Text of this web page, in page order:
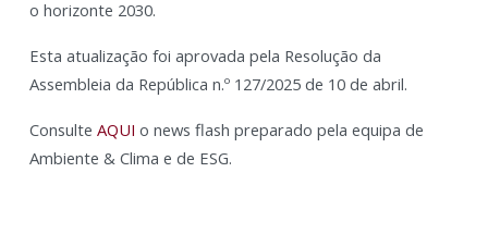
o horizonte 2030.
Esta atualização foi aprovada pela Resolução da
Assembleia da República n.º 127/2025 de 10 de abril.
Consulte AQUI o news flash preparado pela equipa de
Ambiente & Clima e de ESG.